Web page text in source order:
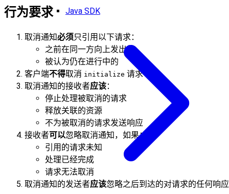
Java SDK
行为要求
取消通知必须只引用以下请求：
之前在同一方向上发出的
被认为仍在进行中的
客户端不得取消 initialize 请求
取消通知的接收者应该：
停止处理被取消的请求
释放关联的资源
不为被取消的请求发送响应
接收者可以忽略取消通知，如果：
引用的请求未知
处理已经完成
请求无法取消
取消通知的发送者应该忽略之后到达的对请求的任何响应